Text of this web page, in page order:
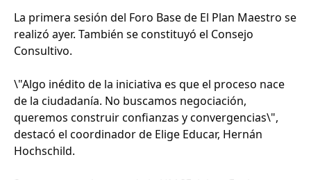
La primera sesión del Foro Base de El Plan Maestro se
realizó ayer. También se constituyó el Consejo
Consultivo.
\"Algo inédito de la iniciativa es que el proceso nace
de la ciudadanía. No buscamos negociación,
queremos construir confianzas y convergencias\",
destacó el coordinador de Elige Educar, Hernán
Hochschild.